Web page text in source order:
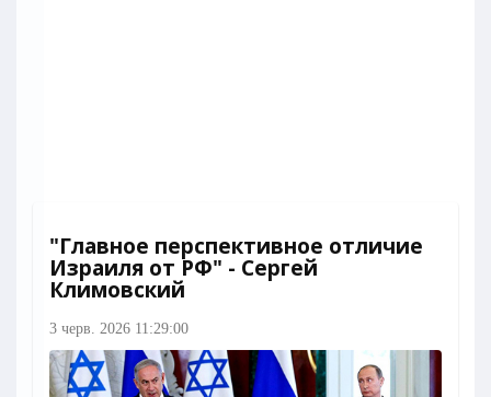
"Главное перспективное отличие
Израиля от РФ" - Сергей
Климовский
3 черв. 2026 11:29:00